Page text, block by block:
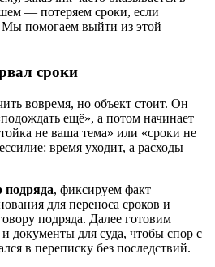
— потеряем сроки, если
помогаем выйти из этой
сроки
вовремя, но объект стоит. Он
ещё», а потом начинает
не ваша тема» или «сроки не
время уходит, а расходы
подряда, фиксируем факт
для переноса сроков и
подряда. Далее готовим
документы для суда, чтобы спор с
в переписку без последствий.